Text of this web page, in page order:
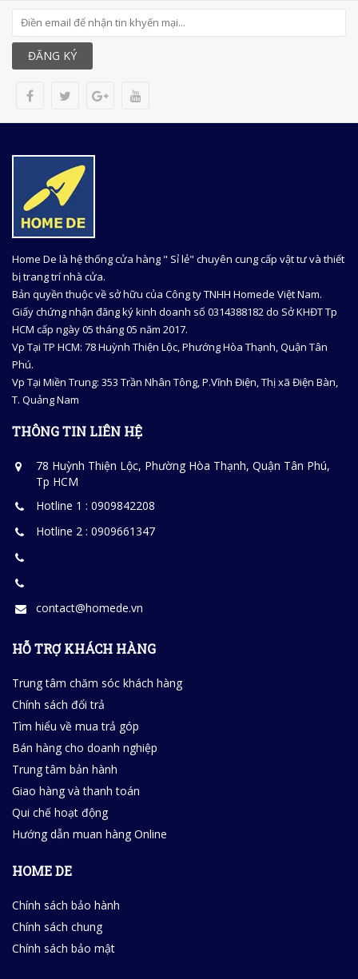
ĐĂNG KÝ
Home De là hệ thống cửa hàng " Sỉ lẻ" chuyên cung cấp vật tư và thiết
bị trang trí nhà cửa.
Bản quyền thuộc về sở hữu của Công ty TNHH Homede Việt Nam.
Giấy chứng nhận đăng ký kinh doanh số 0314388182 do Sở KHĐT Tp
HCM cấp ngày 05 tháng 05 năm 2017.
Vp Tại TP HCM: 78 Huỳnh Thiện Lộc, Phướng Hòa Thạnh, Quận Tân
Phú.
Vp Tại Miền Trung: 353 Trần Nhân Tông, P.Vĩnh Điện, Thị xã Điện Bàn,
T. Quảng Nam
THÔNG TIN LIÊN HỆ
78 Huỳnh Thiện Lộc, Phường Hòa Thạnh, Quận Tân Phú,
Tp HCM
Hotline 1 : 0909842208
Hotline 2 : 0909661347
contact@homede.vn
HỖ TRỢ KHÁCH HÀNG
Trung tâm chăm sóc khách hàng
Chính sách đổi trả
Tìm hiểu về mua trả góp
Bán hàng cho doanh nghiệp
Trung tâm bản hành
Giao hàng và thanh toán
Qui chế hoạt động
Hướng dẫn muan hàng Online
HOME DE
Chính sách bảo hành
Chính sách chung
Chính sách bảo mật